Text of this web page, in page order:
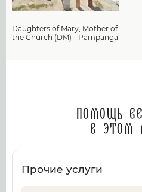
Daughters of Mary, Mother of
the Church (DM) - Pampanga
Помощь
в этом
Прочие услуги